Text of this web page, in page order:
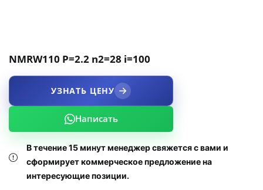
NMRW110 P=2.2 n2=28 i=100
УЗНАТЬ ЦЕНУ
Написать
В течение 15 минут менеджер свяжется с вами и
сформирует коммерческое предложение на
интересующие позиции.